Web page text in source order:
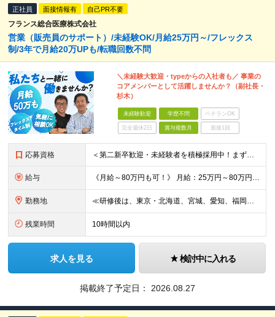
正社員 面接情報有 自己PR不要
フランス総合医療株式会社
営業（販売員のサポート）/未経験OK/月給25万円～/フレックス
制/3年で月給20万UPも/転職回数不問
＼未経験大歓迎・typeからの入社者も／ 事業の
コアメンバーとして活躍しませんか？（副社長・
杉木）
未経験歓迎 学歴不問 ベテランOK
完全週休2日 賞与複数月 面接1回
応募資格 ＜第二新卒歓迎・未経験者を積極採用中！まずは直接お話しましょう＞ ◆転職回数は一切不問！ ◆学歴不問 ◆未経験OK 《代表取締役副社長の杉木が採用で心がけていること》 どこで才能が開花するかわからな
給与 《月給～80万円も可！》 月給：25万円～80万円＋賞与年2回 ※残業代は別途支給します ※試用期間は2ヶ月（待遇・給与・雇用形態に差異はありません） ※経験・スキルに応じて決定します
勤務地 ≪研修後は、東京・北海道、宮城、愛知、福岡の各拠点へ配属！≫ ▼本社 東京都港区六本木4丁目1番16号 六本木ハイツB1階 （研修地：首都圏の支店にて） ▼研修後の配属先 東京都、北海道、宮城県、
残業時間 10時間以内
求人を見る 検討中に入れる
掲載終了予定日： 2026.08.27